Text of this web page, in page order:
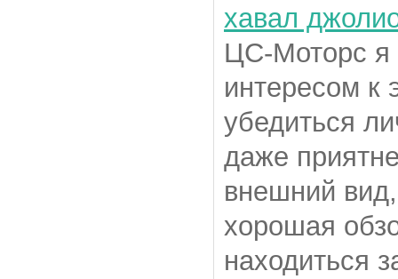
хавал
ЦС-Моторс я
интересом к
убедиться
даже
внешний
хорошая
находиться